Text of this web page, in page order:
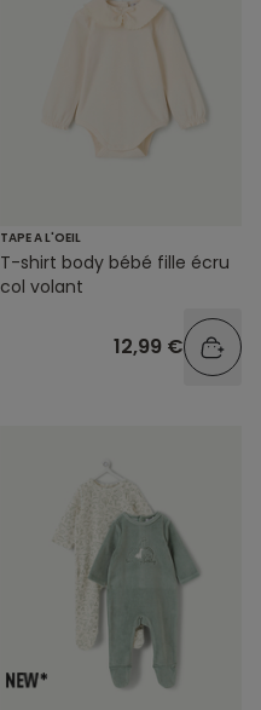
TAPE A L'OEIL
T-shirt body bébé fille écru
col volant
12,99 €